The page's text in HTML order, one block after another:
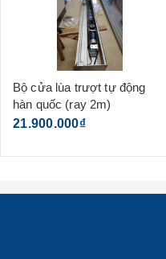
Bộ cửa lùa trượt tự động
hàn quốc (ray 2m)
21.900.000₫